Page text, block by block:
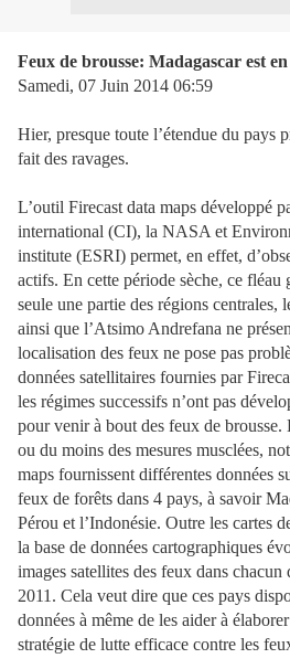
Feux de brousse: Madagascar est
Samedi, 07 Juin 2014 06:59
Hier, presque toute l’étendue du pays
fait des ravages.
L’outil Firecast data maps développé
international (CI), la NASA et
institute (ESRI) permet, en effet,
actifs. En cette période sèche, ce fléau
seule une partie des régions centrales,
ainsi que l’Atsimo Andrefana ne
localisation des feux ne pose pas
données satellitaires fournies par
les régimes successifs n’ont pas
pour venir à bout des feux de
ou du moins des mesures musclées,
maps fournissent différentes données
feux de forêts dans 4 pays, à savoir
Pérou et l’Indonésie. Outre les cartes
la base de données cartographiques
images satellites des feux dans chacun
2011. Cela veut dire que ces pays
données à même de les aider à
stratégie de lutte efficace contre les